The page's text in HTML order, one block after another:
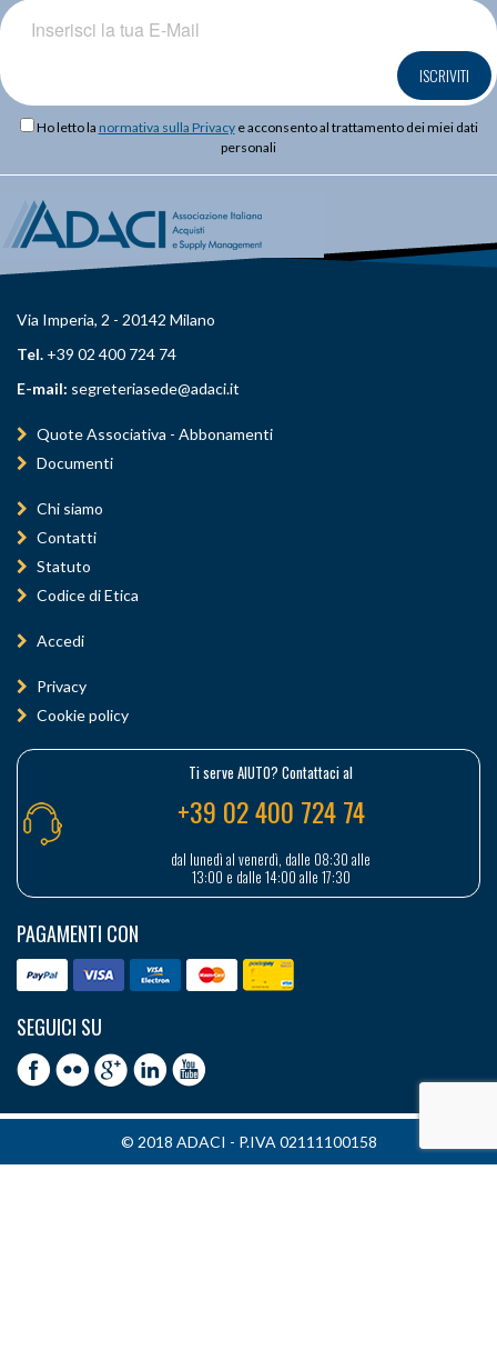
ISCRIVITI
Ho letto la normativa sulla Privacye acconsento al trattamento dei miei dati
personali
Via Imperia, 2 - 20142 Milano
Tel. +39 02 400 724 74
E-mail: segreteriasede@adaci.it
Quote Associativa - Abbonamenti
Documenti
Chi siamo
Contatti
Statuto
Codice di Etica
Accedi
Privacy
Cookie policy
Ti serve AIUTO? Contattaci al
+39 02 400 724 74
dal lunedì al venerdì, dalle 08:30 alle
13:00 e dalle 14:00 alle 17:30
PAGAMENTI CON
SEGUICI SU
© 2018 ADACI - P.IVA 02111100158